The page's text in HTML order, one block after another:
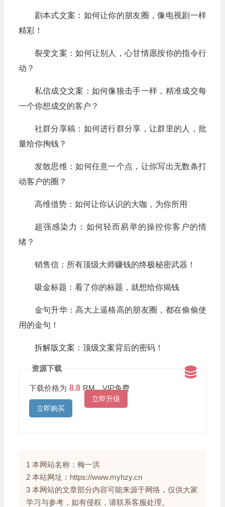
剧本式文案：如何让你的朋友圈，像电视剧一样
精彩！
裂变文案：如何让别人，心甘情愿按你的指令行
动？
私信成交文案：如何像狼击手一样，精准成交每
一个你想成交的客户？
社群分享稿：如何进行群分享，让群里的人，批
量给你掏钱？
发散思维：如何任意一个点，让你写出无数条打
动客户的圈？
高维借势：如何让你认识的大咖，为你所用
超强感染力：如何轻而易举的操控你客户的情
绪？
销售信：所有顶级大师赚钱的终极秘密武器！
吸金标题：看了你的标题，就想给你揭钱
金句升华：高大上逼格高的朋友圈，都在偷偷使
用的金句！
拆解版文案：顶级文案背后的密码！
资源下载
下载价格为 8.8 RM，VIP免费
立即升级
立即购买
1 本网站名称：梅一洪
2 本站网址：https://www.myhzy.cn
3 本网站的文章部分内容可能来源于网络，仅供大家
学习与参考，如有侵权，请联系客服处理。